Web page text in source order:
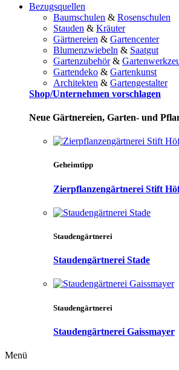
Bezugsquellen
Baumschulen & Rosenschulen
Stauden & Kräuter
Gärtnereien & Gartencenter
Blumenzwiebeln & Saatgut
Gartenzubehör&
Gartendeko & Gartenkunst
Architekten & Gartengestalter
Shop/Unternehmen vorschlagen
Neue Gärtnereien, Garten- und
Geheimtipp
Zierpflanzengärtnerei Stift
Staudengärtnerei
Staudengärtnerei Stade
Staudengärtnerei
Staudengärtnerei Gaissmayer
Menü